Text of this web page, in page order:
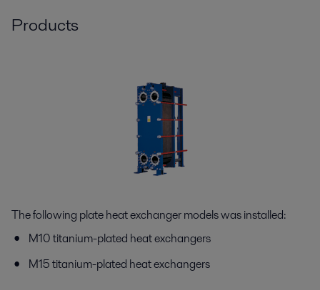
Products
The following plate heat exchanger models was installed:
M10 titanium-plated heat exchangers
M15 titanium-plated heat exchangers